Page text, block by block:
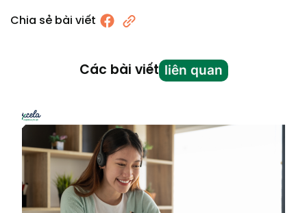
Chia sẻ bài viết
Các bài viết liên quan